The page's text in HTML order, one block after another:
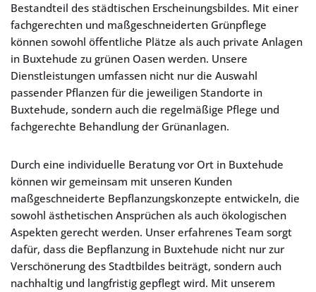
Bestandteil des städtischen Erscheinungsbildes. Mit einer
fachgerechten und maßgeschneiderten Grünpflege
können sowohl öffentliche Plätze als auch private Anlagen
in Buxtehude zu grünen Oasen werden. Unsere
Dienstleistungen umfassen nicht nur die Auswahl
passender Pflanzen für die jeweiligen Standorte in
Buxtehude, sondern auch die regelmäßige Pflege und
fachgerechte Behandlung der Grünanlagen.
Durch eine individuelle Beratung vor Ort in Buxtehude
können wir gemeinsam mit unseren Kunden
maßgeschneiderte Bepflanzungskonzepte entwickeln, die
sowohl ästhetischen Ansprüchen als auch ökologischen
Aspekten gerecht werden. Unser erfahrenes Team sorgt
dafür, dass die Bepflanzung in Buxtehude nicht nur zur
Verschönerung des Stadtbildes beiträgt, sondern auch
nachhaltig und langfristig gepflegt wird. Mit unserem